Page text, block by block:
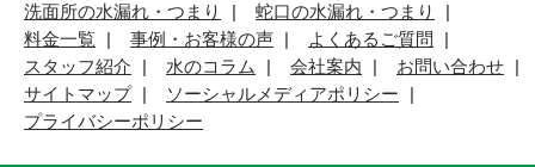
洗面所の水漏れ・つまり
蛇口の水漏れ・つまり
料金一覧
事例・お客様の声
よくあるご質問
スタッフ紹介
水のコラム 会社案内
お問い合わせ
サイトマップ
ソーシャルメディアポリシー
プライバシーポリシー